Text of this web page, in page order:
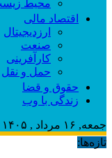
محیط
اقتصاد مالی
ارزدیجیتال
صنعت
کارآفرینی
حمل و نقل
حقوق و قضا
زندگی با وب
جمعه, ۱۶ مرداد , ۱۴۰۵ برابر با - Friday, 7 August , 2026
تازه‌ها: